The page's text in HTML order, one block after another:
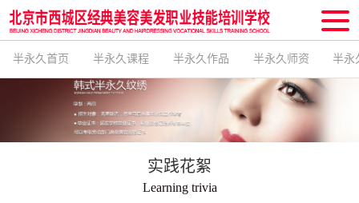
半永久首页 半永久课程 半永久作品 半永久师资 半永
实践花絮
Learning trivia